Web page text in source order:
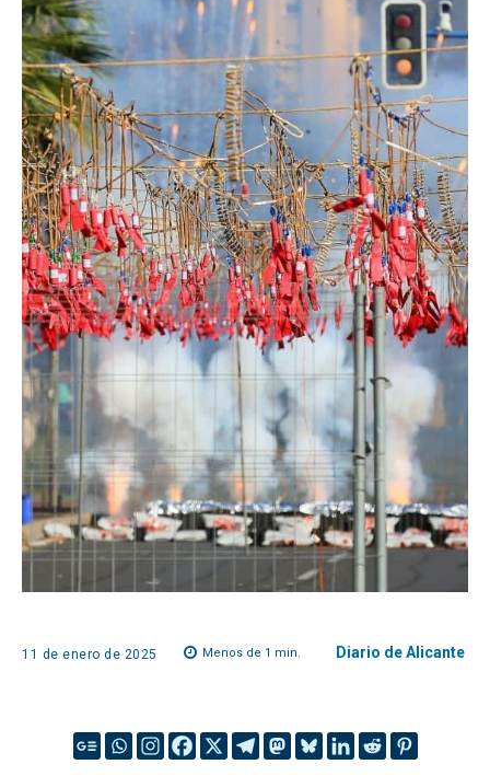
11 de enero de 2025 Menos de 1 min. Diario de Alicante